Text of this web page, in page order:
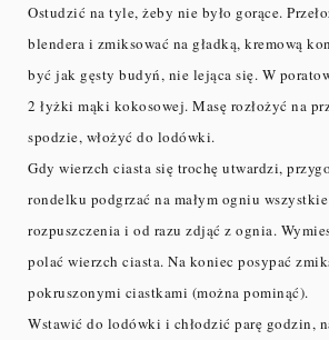
Ostudzić na tyle, żeby nie było gorące.
blendera i zmiksować na gładką, kremową
być jak gęsty budyń, nie lejąca się. W
2 łyżki mąki kokosowej. Masę rozłożyć na
spodzie, włożyć do lodówki.
Gdy wierzch ciasta się trochę utwardzi,
rondelku podgrzać na małym ogniu
rozpuszczenia i od razu zdjąć z ognia.
polać wierzch ciasta. Na koniec posypać
pokruszonymi ciastkami (można pominąć).
Wstawić do lodówki i chłodzić parę godzin,